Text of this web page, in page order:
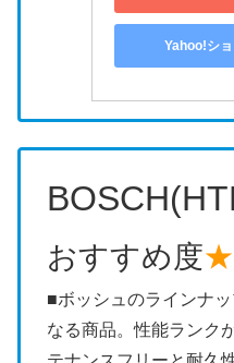
Yahoo!シ
おすすめ度
■ボッシュのラインナ
なる商品。性能ランク